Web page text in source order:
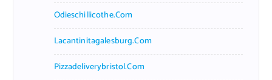
Odieschillicothe.com
Lacantinitagalesburg.com
Pizzadeliverybristol.com